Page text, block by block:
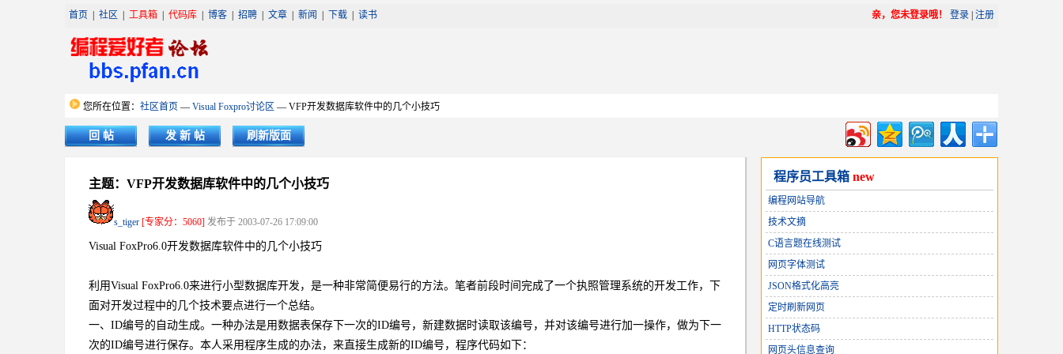
亲，您未登录哦！ 登录 注册
首页 社区 工具箱 代码库 博客 招聘 文章 新闻 下载 读书
您所在位置： 社区首页 — Visual Foxpro讨论区 — VFP开发数据库软件中的几个小技巧
回 帖 发 新 帖 刷新版面
主题：VFP开发数据库软件中的几个小技巧
s_tiger [专家分：5060] 发布于 2003-07-26 17:09:00
Visual FoxPro6.0开发数据库软件中的几个小技巧
利用Visual FoxPro6.0来进行小型数据库开发，是一种非常简便易行的方法。笔者前段时间完成了一个执照管理系统的开发工作，下
面对开发过程中的几个技术要点进行一个总结。
一、ID编号的自动生成。一种办法是用数据表保存下一次的ID编号，新建数据时读取该编号，并对该编号进行加一操作，做为下一
次的ID编号进行保存。本人采用程序生成的办法，来直接生成新的ID编号，程序代码如下：
程序员工具箱 new
编程网站导航
技术文摘
C语言题在线测试
网页字体测试
JSON格式化高亮
定时刷新网页
HTTP状态码
网页头信息查询